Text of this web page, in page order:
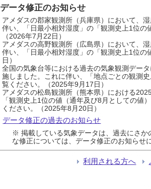
データ修正のお知らせ
アメダスの郡家観測所（兵庫県）において、
伴い、「日最小相対湿度」の「観測史上1位の
（2026年7月22日）
アメダスの高野観測所（広島県）において、
伴い、「日最小相対湿度」の「観測史上1位
日）
全国の気象台等における過去の気象観測デー
施しました。これに伴い、「地点ごとの観測
覧ください。（2025年9月17日）
アメダスの松島観測所（熊本県）における
「観測史上1位の値（通年及び8月としての
ください。（2025年8月20日）
データ修正の過去のお知らせ
※ 掲載している気象データは、過去にさか
な修正については、データ修正のお知らせ
利用される方へ